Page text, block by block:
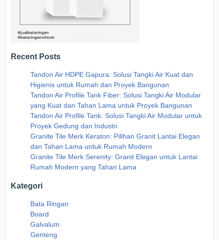
Recent Posts
Tandon Air HDPE Gapura: Solusi Tangki Air Kuat dan
Higienis untuk Rumah dan Proyek Bangunan
Tandon Air Profile Tank Fiber: Solusi Tangki Air Modular
yang Kuat dan Tahan Lama untuk Proyek Bangunan
Tandon Air Profile Tank: Solusi Tangki Air Modular untuk
Proyek Gedung dan Industri
Granite Tile Merk Keraton: Pilihan Granit Lantai Elegan
dan Tahan Lama untuk Rumah Modern
Granite Tile Merk Serenity: Granit Elegan untuk Lantai
Rumah Modern yang Tahan Lama
Kategori
Bata Ringan
Board
Galvalum
Genteng